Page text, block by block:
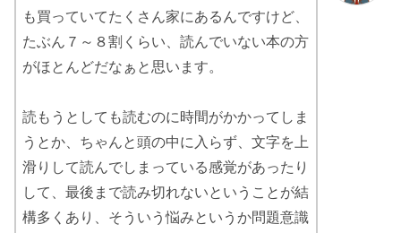
も買っていてたくさん家にあるんですけど、
たぶん７～８割くらい、読んでいない本の方
がほとんどだなぁと思います。
読もうとしても読むのに時間がかかってしま
うとか、ちゃんと頭の中に入らず、文字を上
滑りして読んでしまっている感覚があったり
して、最後まで読み切れないということが結
構多くあり、そういう悩みというか問題意識